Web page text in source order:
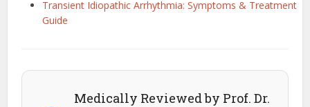
Transient Idiopathic Arrhythmia: Symptoms & Treatment
Guide
Medically Reviewed by Prof. Dr.